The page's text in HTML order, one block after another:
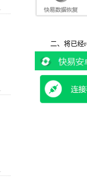
二、将已经